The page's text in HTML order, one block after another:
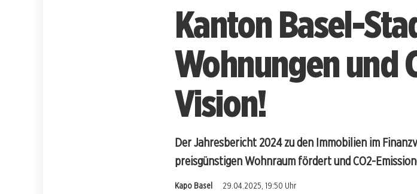
Kanton Basel-
Wohnungen und
Vision!
Der Jahresbericht 2024 zu den Immobilien im
preisgünstigen Wohnraum fördert und CO2-
Kapo Basel 29.04.2025, 19:50 Uhr